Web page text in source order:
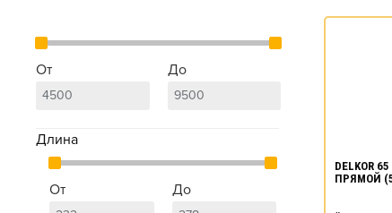
От До
Длина
От До
DELKOR
ПРЯМОЙ